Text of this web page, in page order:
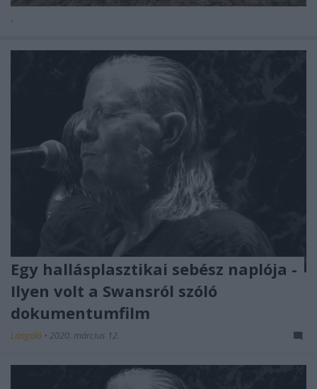
.
Egy hallásplasztikai sebész naplója -
Ilyen volt a Swansról szóló
dokumentumfilm
Lángoló • 2020. március 12.